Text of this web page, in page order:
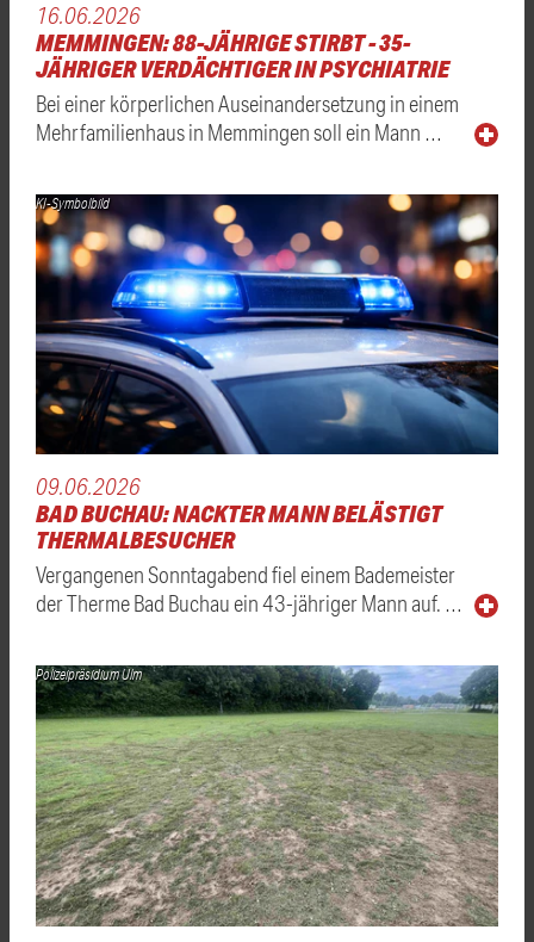
16.06.2026
MEMMINGEN: 88-JÄHRIGE STIRBT - 35-
JÄHRIGER VERDÄCHTIGER IN PSYCHIATRIE
Bei einer körperlichen Auseinandersetzung in einem
Mehrfamilienhaus in Memmingen soll ein Mann …
KI-Symbolbild
09.06.2026
BAD BUCHAU: NACKTER MANN BELÄSTIGT
THERMALBESUCHER
Vergangenen Sonntagabend fiel einem Bademeister
der Therme Bad Buchau ein 43-jähriger Mann auf. …
Polizeipräsidium Ulm